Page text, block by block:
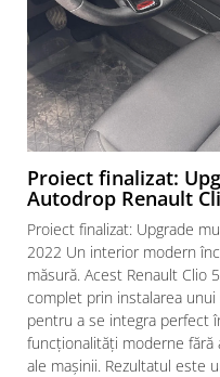
Proiect finalizat:
Autodrop Renault
Proiect finalizat: Upgrade
2022 Un interior modern
măsură. Acest Renault Clio
complet prin instalarea
pentru a se integra perfect
funcționalități moderne
ale mașinii. Rezultatul este